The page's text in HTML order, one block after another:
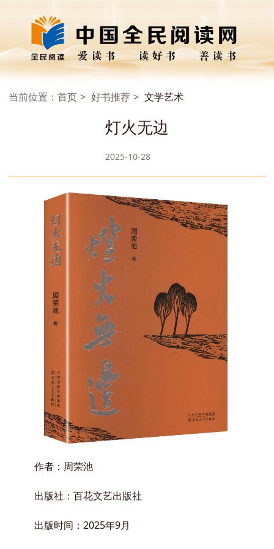
当前位置： 首页 好书推荐 文学艺术
灯火无边
2025-10-28
作者：周荣池
出版社：百花文艺出版社
出版时间：2025年9月